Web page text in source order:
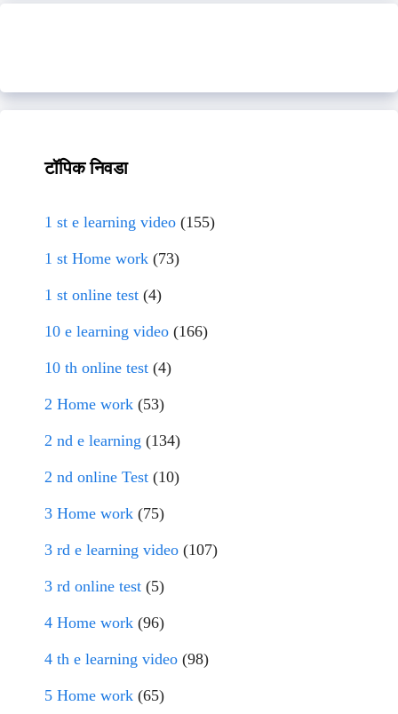
टॉपिक निवडा
1 st e learning video (155)
1 st Home work (73)
1 st online test (4)
10 e learning video (166)
10 th online test (4)
2 Home work (53)
2 nd e learning (134)
2 nd online Test (10)
3 Home work (75)
3 rd e learning video (107)
3 rd online test (5)
4 Home work (96)
4 th e learning video (98)
5 Home work (65)